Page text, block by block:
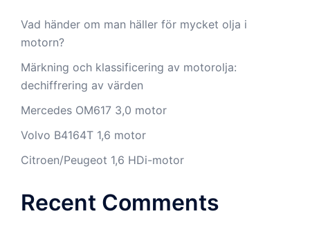
Vad händer om man häller för mycket olja i
motorn?
Märkning och klassificering av motorolja:
dechiffrering av värden
Mercedes OM617 3,0 motor
Volvo B4164T 1,6 motor
Citroen/Peugeot 1,6 HDi-motor
Recent Comments